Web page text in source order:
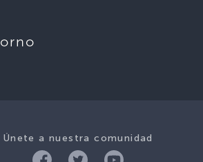
Únete a nuestra comunidad